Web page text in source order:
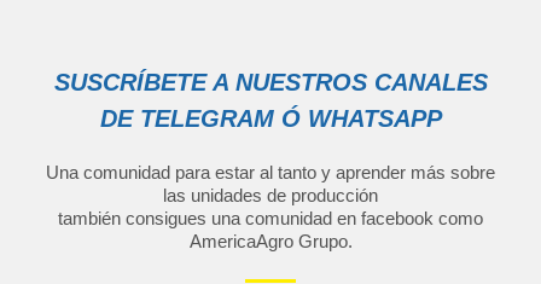
SUSCRÍBETE A NUESTROS CANALES
DE TELEGRAM Ó WHATSAPP
Una comunidad para estar al tanto y aprender más sobre
las unidades de producción
también consigues una comunidad en facebook como
AmericaAgro Grupo.